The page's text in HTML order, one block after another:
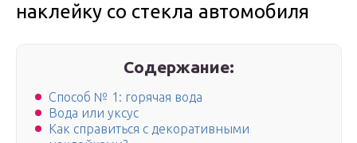
наклейку со стекла автомобиля
Содержание:
Способ № 1: горячая вода
Вода или уксус
Как справиться с декоративными